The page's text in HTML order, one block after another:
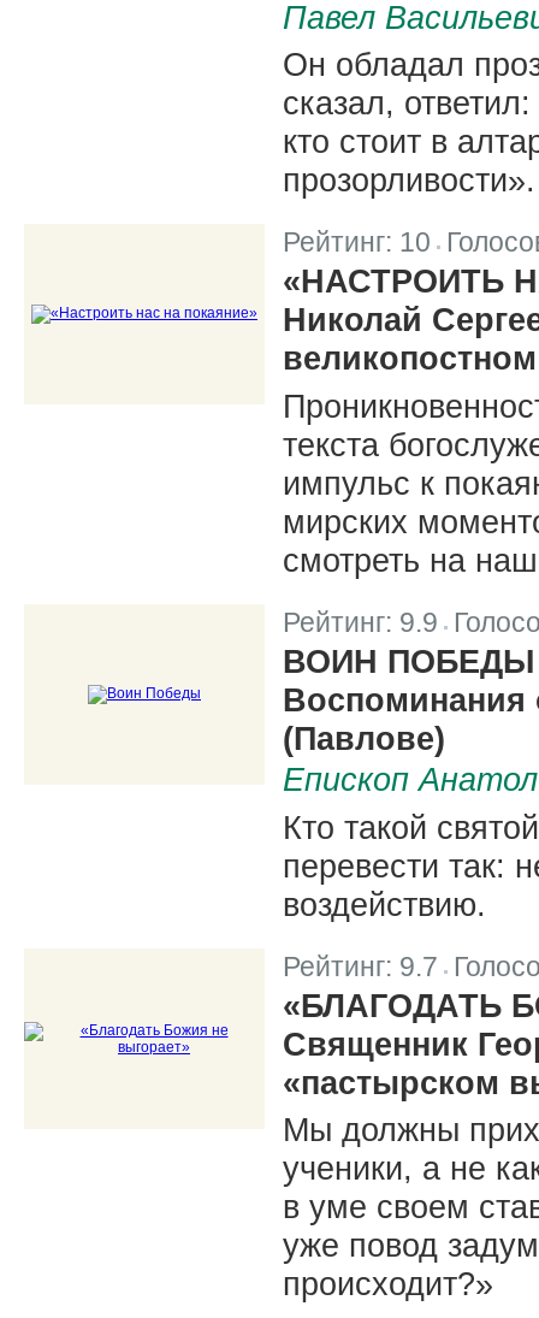
Павел
Он обладал
сказал,
кто стоит в
прозорливости».
Рейтинг: 10
«НАСТРОИТЬ
Николай
текста
импульс к
мирских
смотреть на
Рейтинг: 9.9 |
ВОИН ПОБЕДЫ
Воспоминания
(Павлове)
Епископ
Кто такой
перевести так:
воздействию.
Рейтинг: 9.7 |
«БЛАГОДАТЬ
Священник
«пастырском
Мы должны
ученики, а не
в уме своем
уже повод
происходит?»